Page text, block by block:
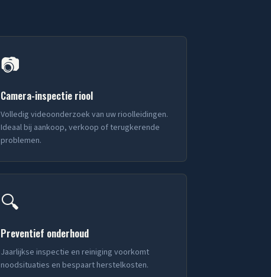
📷
Camera-inspectie riool
Volledig videoonderzoek van uw rioolleidingen.
Ideaal bij aankoop, verkoop of terugkerende
problemen.
🔍
Preventief onderhoud
Jaarlijkse inspectie en reiniging voorkomt
noodsituaties en bespaart herstelkosten.